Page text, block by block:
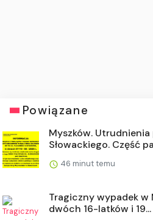
Powiązane
Myszków.
Słowackiego. Część
46 minut temu
Tragiczny wypadek w
dwóch 16-latków i 19...